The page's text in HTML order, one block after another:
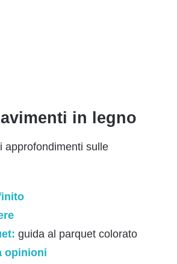
in legno
approfondimenti sulle
guida al parquet colorato
opinioni